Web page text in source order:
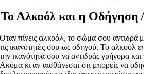
Το Αλκοόλ και η Οδήγηση
Όταν πίνεις αλκοόλ, το σώμα σου αντιδρά
τις ικανότητές σου ως οδηγού. Το αλκοόλ
την ικανότητά σου να αντιδράς γρήγορα
Ακόμα κι αν αισθάνεσαι ότι μπορείς να